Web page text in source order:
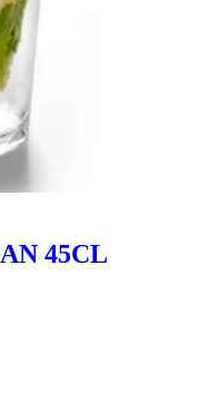
45CL